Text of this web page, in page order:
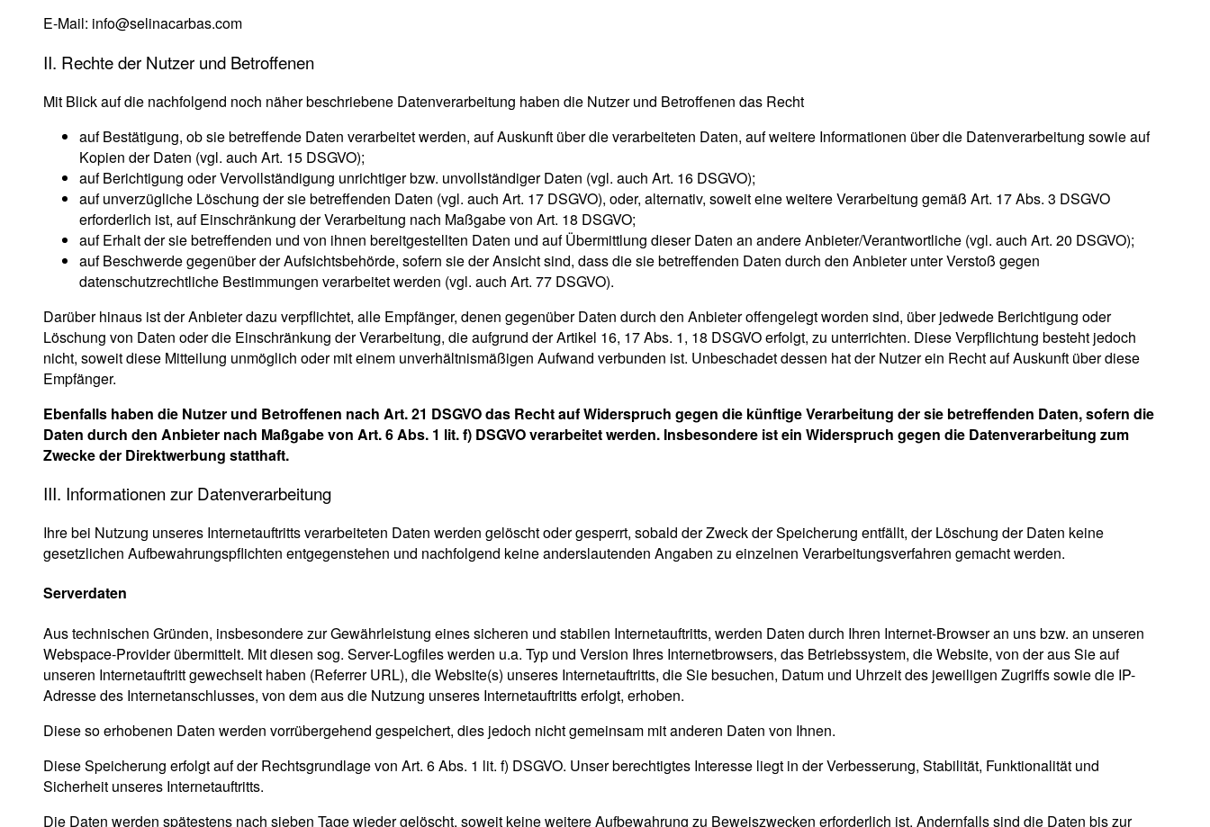
E-Mail: info@selinacarbas.com
II. Rechte der Nutzer und Betroffenen
Mit Blick auf die nachfolgend noch näher beschriebene Datenverarbeitung haben die Nutzer und Betroffenen das Recht
auf Bestätigung, ob sie betreffende Daten verarbeitet werden, auf Auskunft über die verarbeiteten Daten, auf weitere Informationen über die Datenverarbeitung sowie auf
Kopien der Daten (vgl. auch Art. 15 DSGVO);
auf Berichtigung oder Vervollständigung unrichtiger bzw. unvollständiger Daten (vgl. auch Art. 16 DSGVO);
auf unverzügliche Löschung der sie betreffenden Daten (vgl. auch Art. 17 DSGVO), oder, alternativ, soweit eine weitere Verarbeitung gemäß Art. 17 Abs. 3 DSGVO
erforderlich ist, auf Einschränkung der Verarbeitung nach Maßgabe von Art. 18 DSGVO;
auf Erhalt der sie betreffenden und von ihnen bereitgestellten Daten und auf Übermittlung dieser Daten an andere Anbieter/Verantwortliche (vgl. auch Art. 20 DSGVO);
auf Beschwerde gegenüber der Aufsichtsbehörde, sofern sie der Ansicht sind, dass die sie betreffenden Daten durch den Anbieter unter Verstoß gegen
datenschutzrechtliche Bestimmungen verarbeitet werden (vgl. auch Art. 77 DSGVO).
Darüber hinaus ist der Anbieter dazu verpflichtet, alle Empfänger, denen gegenüber Daten durch den Anbieter offengelegt worden sind, über jedwede Berichtigung oder
Löschung von Daten oder die Einschränkung der Verarbeitung, die aufgrund der Artikel 16, 17 Abs. 1, 18 DSGVO erfolgt, zu unterrichten. Diese Verpflichtung besteht jedoch
nicht, soweit diese Mitteilung unmöglich oder mit einem unverhältnismäßigen Aufwand verbunden ist. Unbeschadet dessen hat der Nutzer ein Recht auf Auskunft über diese
Empfänger.
Ebenfalls haben die Nutzer und Betroffenen nach Art. 21 DSGVO das Recht auf Widerspruch gegen die künftige Verarbeitung der sie betreffenden Daten, sofern die
Daten durch den Anbieter nach Maßgabe von Art. 6 Abs. 1 lit. f) DSGVO verarbeitet werden. Insbesondere ist ein Widerspruch gegen die Datenverarbeitung zum
Zwecke der Direktwerbung statthaft.
III. Informationen zur Datenverarbeitung
Ihre bei Nutzung unseres Internetauftritts verarbeiteten Daten werden gelöscht oder gesperrt, sobald der Zweck der Speicherung entfällt, der Löschung der Daten keine
gesetzlichen Aufbewahrungspflichten entgegenstehen und nachfolgend keine anderslautenden Angaben zu einzelnen Verarbeitungsverfahren gemacht werden.
Serverdaten
Aus technischen Gründen, insbesondere zur Gewährleistung eines sicheren und stabilen Internetauftritts, werden Daten durch Ihren Internet-Browser an uns bzw. an unseren
Webspace-Provider übermittelt. Mit diesen sog. Server-Logfiles werden u.a. Typ und Version Ihres Internetbrowsers, das Betriebssystem, die Website, von der aus Sie auf
unseren Internetauftritt gewechselt haben (Referrer URL), die Website(s) unseres Internetauftritts, die Sie besuchen, Datum und Uhrzeit des jeweiligen Zugriffs sowie die IP-
Adresse des Internetanschlusses, von dem aus die Nutzung unseres Internetauftritts erfolgt, erhoben.
Diese so erhobenen Daten werden vorrübergehend gespeichert, dies jedoch nicht gemeinsam mit anderen Daten von Ihnen.
Diese Speicherung erfolgt auf der Rechtsgrundlage von Art. 6 Abs. 1 lit. f) DSGVO. Unser berechtigtes Interesse liegt in der Verbesserung, Stabilität, Funktionalität und
Sicherheit unseres Internetauftritts.
Die Daten werden spätestens nach sieben Tage wieder gelöscht, soweit keine weitere Aufbewahrung zu Beweiszwecken erforderlich ist. Andernfalls sind die Daten bis zur